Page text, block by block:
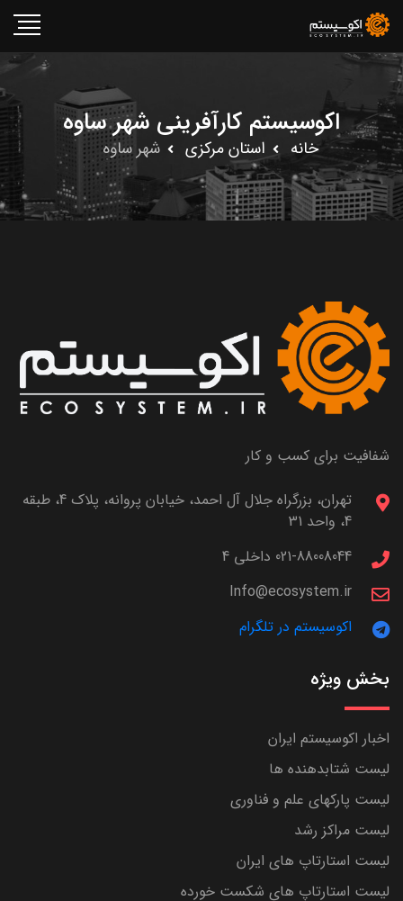
اکوسیستم کارآفرینی شهر ساوه
خانه استان مرکزى شهر ساوه
شفافیت برای کسب و کار
تهران، بزرگراه جلال آل احمد، خیابان پروانه، پلاک 4، طبقه
4، واحد 31
021-88008044 داخلی 4
Info@ecosystem.ir
اکوسیستم در تلگرام
بخش ویژه
اخبار اکوسیستم ایران
لیست شتابدهنده ها
لیست پارکهای علم و فناوری
لیست مراکز رشد
لیست استارتاپ های ایران
لیست استارتاپ های شکست خورده